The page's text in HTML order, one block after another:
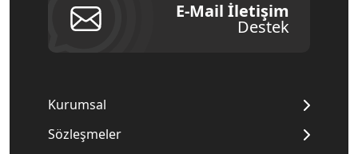
E-Mail İletişim
Destek
Kurumsal
Sözleşmeler